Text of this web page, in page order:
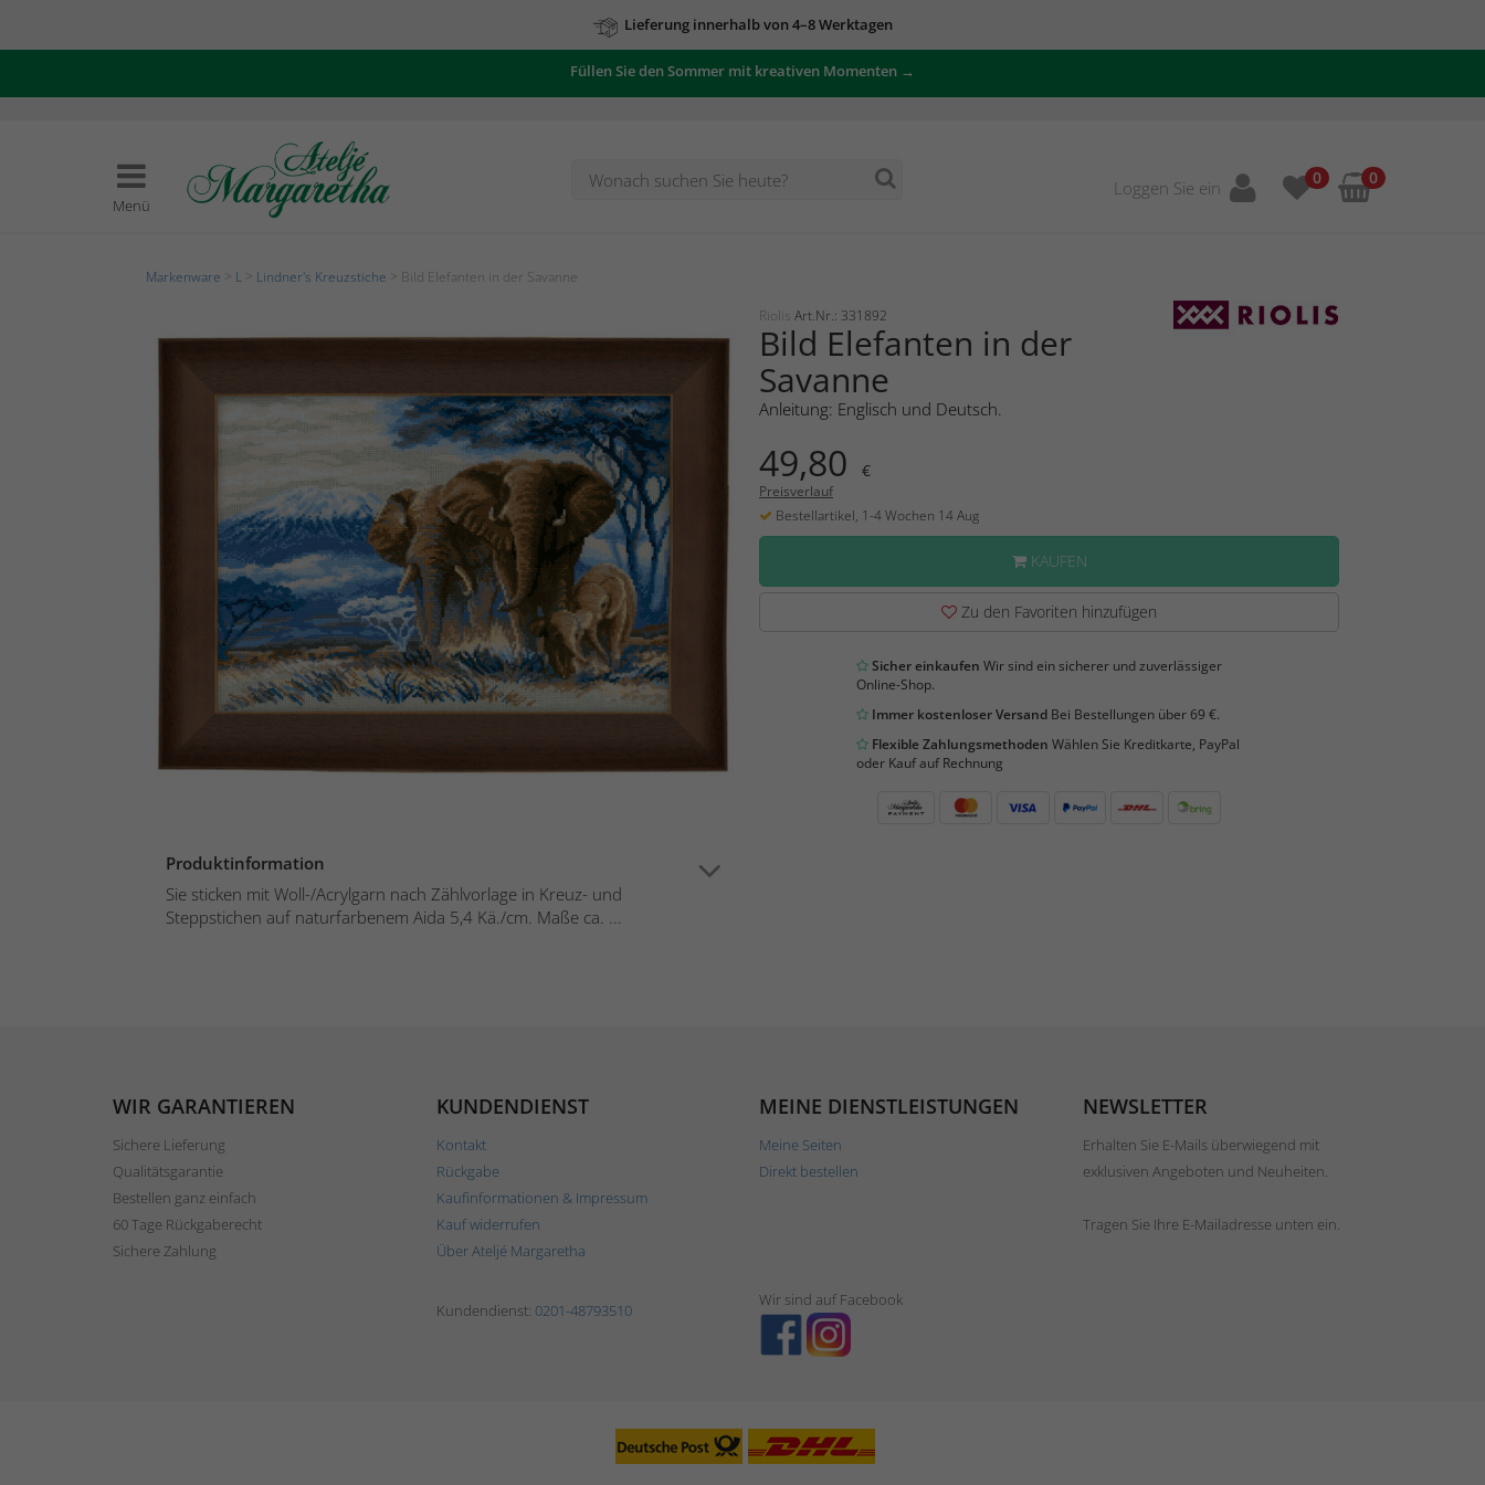
Lieferung innerhalb von 4–8 Werktagen
Füllen Sie den Sommer mit kreativen Momenten →
Menü
Loggen Sie ein 0 0
Markenware L Lindner's Kreuzstiche > Bild Elefanten in der Savanne
Produktinformation
Sie sticken mit Woll-/Acrylgarn nach Zählvorlage in Kreuz- und
Steppstichen auf naturfarbenem Aida 5,4 Kä./cm. Maße ca. ...
Riolis Art.Nr.: 331892
Bild Elefanten in der
Savanne
Anleitung: Englisch und Deutsch.
49,80 €
Preisverlauf
Bestellartikel, 1-4 Wochen 14 Aug
KAUFEN
Zu den Favoriten hinzufügen
Sicher einkaufen Wir sind ein sicherer und zuverlässiger
Online-Shop.
Immer kostenloser VersandBei Bestellungen über 69 €.
Flexible Zahlungsmethoden Wählen Sie Kreditkarte, PayPal
oder Kauf auf Rechnung
WIR GARANTIEREN
Sichere Lieferung
Qualitätsgarantie
Bestellen ganz einfach
60 Tage Rückgaberecht
Sichere Zahlung
KUNDENDIENST
Kontakt
Rückgabe
Kaufinformationen & Impressum
Kauf widerrufen
Über Ateljé Margaretha
MEINE DIENSTLEISTUNGEN
Meine Seiten
Direkt bestellen
NEWSLETTER
Erhalten Sie E-Mails überwiegend mit
exklusiven Angeboten und Neuheiten.
Tragen Sie Ihre E-Mailadresse unten ein.
Kundendienst: 0201-48793510
Wir sind auf Facebook